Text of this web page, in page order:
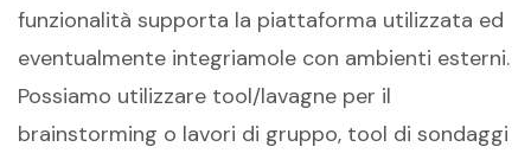
funzionalità supporta la piattaforma utilizzata ed
eventualmente integriamole con ambienti esterni.
Possiamo utilizzare tool/lavagne per il
brainstorming o lavori di gruppo, tool di sondaggi